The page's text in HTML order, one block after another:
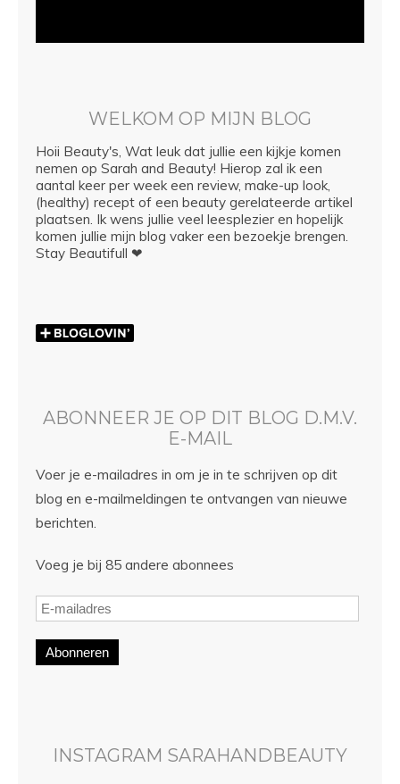
WELKOM OP MIJN BLOG
Hoii Beauty's, Wat leuk dat jullie een kijkje komen
nemen op Sarah and Beauty! Hierop zal ik een
aantal keer per week een review, make-up look,
(healthy) recept of een beauty gerelateerde artikel
plaatsen. Ik wens jullie veel leesplezier en hopelijk
komen jullie mijn blog vaker een bezoekje brengen.
Stay Beautifull ❤
ABONNEER JE OP DIT BLOG D.M.V.
E-MAIL
Voer je e-mailadres in om je in te schrijven op dit
blog en e-mailmeldingen te ontvangen van nieuwe
berichten.
Voeg je bij 85 andere abonnees
Abonneren
INSTAGRAM SARAHANDBEAUTY